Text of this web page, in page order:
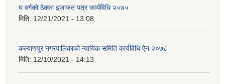
घ वर्गको ठेक्का इजाजत पत्र कार्यविधि २०७५
मिति: 12/21/2021 - 13:08
कल्याणपुर नगरपालिकाको न्यायिक समिति कार्यविधि ऐन २०७८
मिति: 12/10/2021 - 14:13